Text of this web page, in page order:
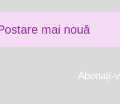
mai nouă
Abonați-